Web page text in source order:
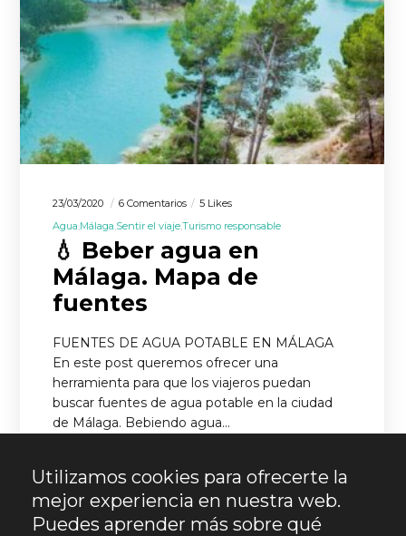
23/03/2020 6 Comentarios
5 Likes
Agua Málaga Sentir el viajeTurismo responsable
💧 Beber agua en
Málaga. Mapa de
fuentes
FUENTES DE AGUA POTABLE EN MÁLAGA
En este post queremos ofrecer una
herramienta para que los viajeros puedan
buscar fuentes de agua potable en la ciudad
de Málaga. Bebiendo agua…
LEER MÁS
Utilizamos cookies para ofrecerte la
mejor experiencia en nuestra web.
Puedes aprender más sobre qué